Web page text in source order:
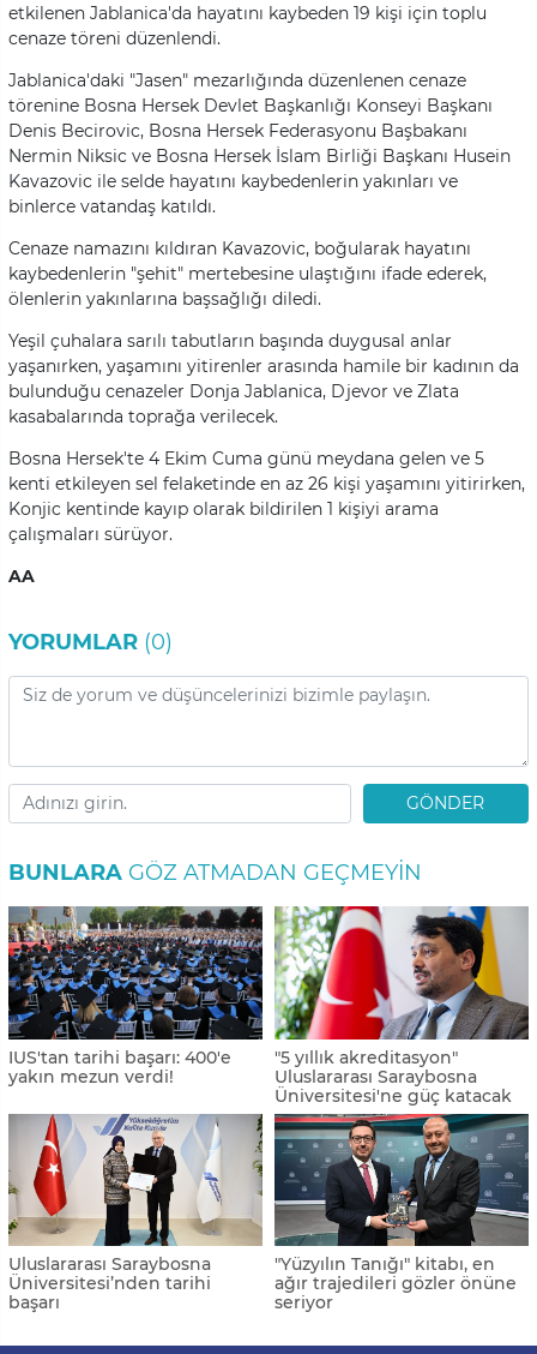
etkilenen Jablanica'da hayatını kaybeden 19 kişi için toplu
cenaze töreni düzenlendi.
Jablanica'daki "Jasen" mezarlığında düzenlenen cenaze
törenine Bosna Hersek Devlet Başkanlığı Konseyi Başkanı
Denis Becirovic, Bosna Hersek Federasyonu Başbakanı
Nermin Niksic ve Bosna Hersek İslam Birliği Başkanı Husein
Kavazovic ile selde hayatını kaybedenlerin yakınları ve
binlerce vatandaş katıldı.
Cenaze namazını kıldıran Kavazovic, boğularak hayatını
kaybedenlerin "şehit" mertebesine ulaştığını ifade ederek,
ölenlerin yakınlarına başsağlığı diledi.
Yeşil çuhalara sarılı tabutların başında duygusal anlar
yaşanırken, yaşamını yitirenler arasında hamile bir kadının da
bulunduğu cenazeler Donja Jablanica, Djevor ve Zlata
kasabalarında toprağa verilecek.
Bosna Hersek'te 4 Ekim Cuma günü meydana gelen ve 5
kenti etkileyen sel felaketinde en az 26 kişi yaşamını yitirirken,
Konjic kentinde kayıp olarak bildirilen 1 kişiyi arama
çalışmaları sürüyor.
AA
YORUMLAR (0)
GÖNDER
BUNLARA GÖZ ATMADAN GEÇMEYIN
IUS'tan tarihi başarı: 400'e
yakın mezun verdi!
"5 yıllık akreditasyon"
Uluslararası Saraybosna
Üniversitesi'ne güç katacak
Uluslararası Saraybosna
Üniversitesi’nden tarihi
başarı
"Yüzyılın Tanığı" kitabı, en
ağır trajedileri gözler önüne
seriyor